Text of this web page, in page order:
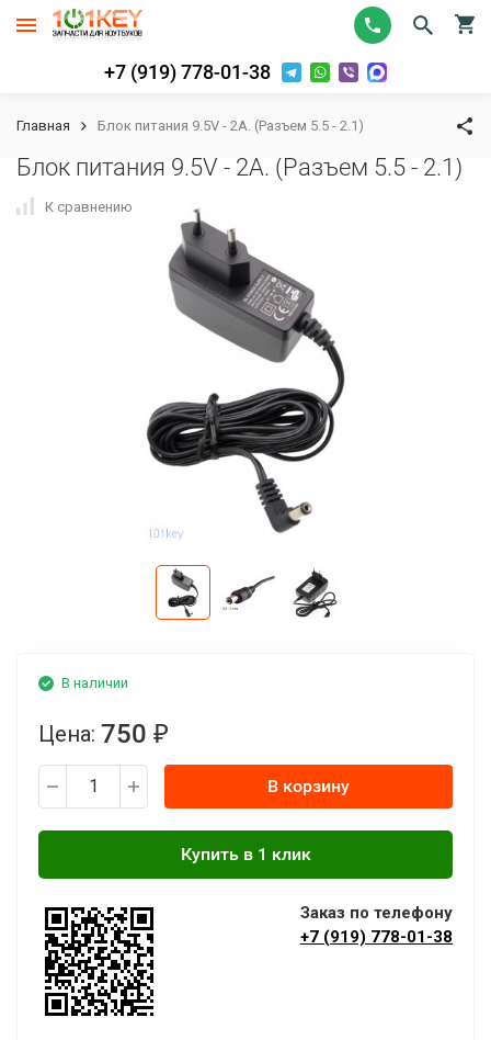
+7 (919) 778-01-38
Главная Блок питания 9.5V - 2A. (Разъем 5.5 - 2.1)
Блок питания 9.5V - 2A. (Разъем 5.5 - 2.1)
К сравнению В избранное
В наличии
Цена: 750 ₽
В корзину
Заказ по телефону
+7 (919) 778-01-38